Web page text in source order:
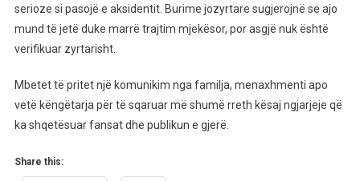
serioze si pasojë e aksidentit. Burime jozyrtare sugjerojnë se ajo
mund të jetë duke marrë trajtim mjekësor, por asgjë nuk është
verifikuar zyrtarisht.
Mbetet të pritet një komunikim nga familja, menaxhmenti apo
vetë këngëtarja për të sqaruar më shumë rreth kësaj ngjarjeje që
ka shqetësuar fansat dhe publikun e gjerë.
Share this: